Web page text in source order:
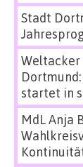
Stadt
Weltacker
startet in
MdL Anja